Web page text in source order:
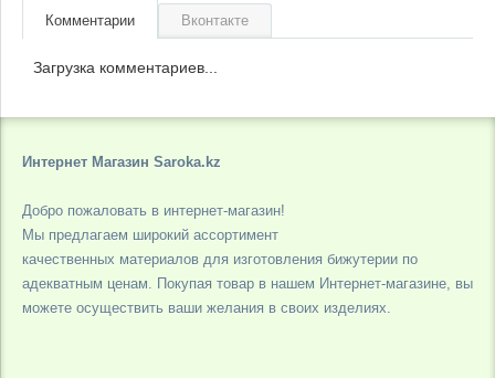
Комментарии Вконтакте
Загрузка комментариев...
Интернет Магазин Saroka.kz
Добро пожаловать в интернет-магазин!
Мы предлагаем широкий ассортимент
качественных материалов для изготовления бижутерии по
адекватным ценам. Покупая товар в нашем Интернет-магазине, вы
можете осуществить ваши желания в своих изделиях.